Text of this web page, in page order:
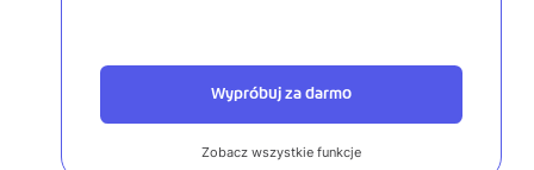
Wypróbuj za darmo
Zobacz wszystkie funkcje